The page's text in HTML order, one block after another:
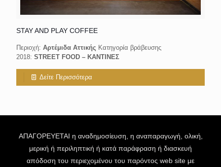
STAY AND PLAY COFFEE
Περιοχή: Αρτέμιδα Αττικής Κατηγορία βράβευσης
2018: STREET FOOD – KANΤΙΝΕΣ
Δείτε Περισσότερα
ΑΠΑΓΟΡΕΥΕΤΑΙ η αναδημοσίευση, η αναπαραγωγή, ολική,
μερική ή περιληπτική ή κατά παράφραση ή διασκευή
απόδοση του περιεχομένου του παρόντος web site με